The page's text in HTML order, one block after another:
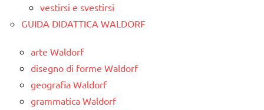
vestirsi e svestirsi
GUIDA DIDATTICA WALDORF
arte Waldorf
disegno di forme Waldorf
geografia Waldorf
grammatica Waldorf